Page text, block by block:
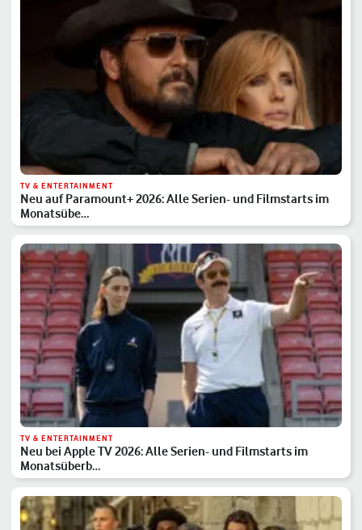
TV & ENTERTAINMENT
Neu auf Paramount+ 2026: Alle Serien- und Filmstarts im
Monatsübe…
TV & ENTERTAINMENT
Neu bei Apple TV 2026: Alle Serien- und Filmstarts im
Monatsüberb…